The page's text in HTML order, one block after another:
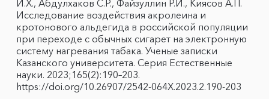
И.Х., Абдулхаков С.Р., Файзуллин Р.И., Киясов А.П.
Исследование воздействия акролеина и
кротонового альдегида в российской популяции
при переходе c обычных сигарет на электронную
систему нагревания табака. Ученые записки
Казанского университета. Серия Естественные
науки. 2023;165(2):190–203.
https://doi.org/10.26907/2542-064X.2023.2.190-203